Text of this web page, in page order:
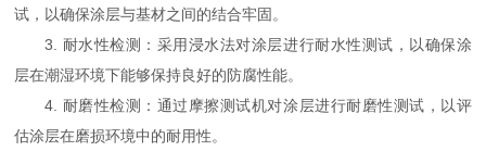
试，以确保涂层与基材之间的结合牢固。
3. 耐水性检测：采用浸水法对涂层进行耐水性测试，以确保涂
层在潮湿环境下能够保持良好的防腐性能。
4. 耐磨性检测：通过摩擦测试机对涂层进行耐磨性测试，以评
估涂层在磨损环境中的耐用性。